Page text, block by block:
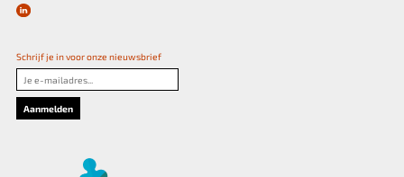
Schrijf je in voor onze nieuwsbrief